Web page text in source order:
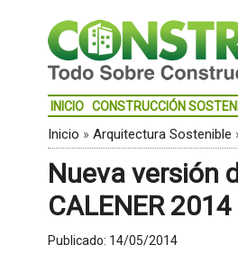
INICIO CONSTRUCCIÓN
Inicio » Arquitectura Sostenible
Nueva versión
CALENER 2014
Publicado: 14/05/2014